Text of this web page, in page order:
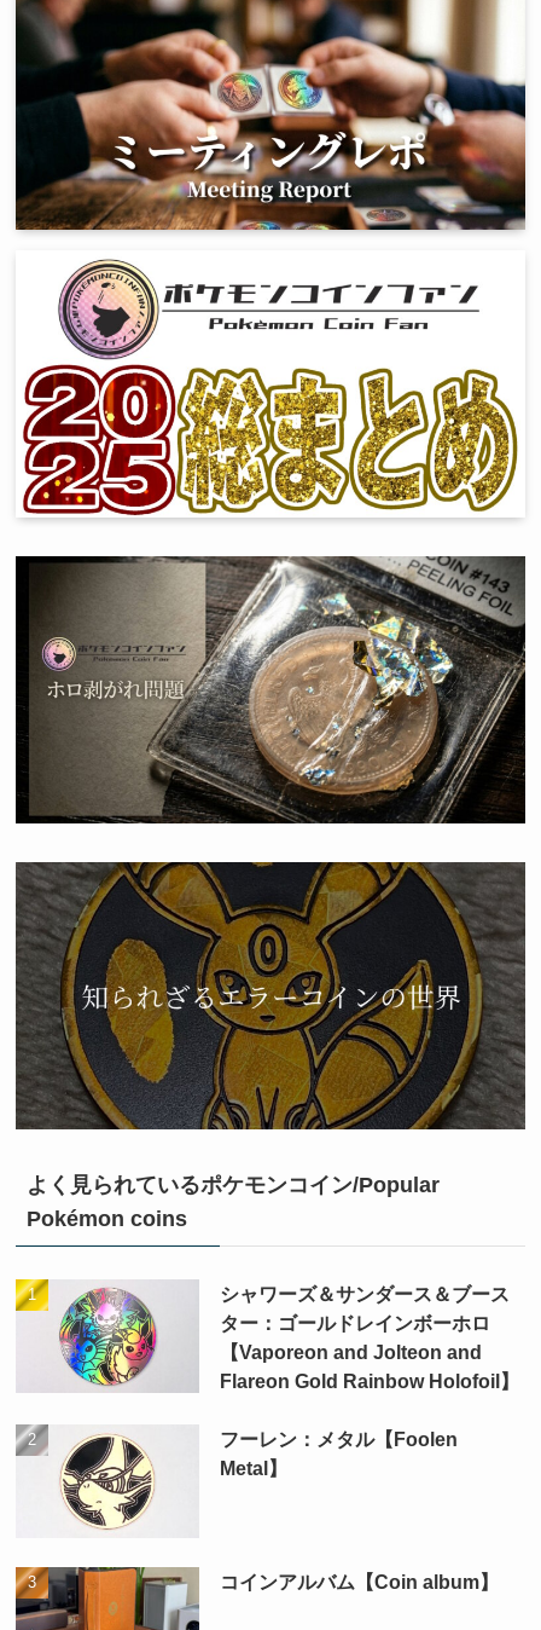
よく見られているポケモンコイン/Popular
Pokémon coins
シャワーズ＆サンダース＆ブース
ター：ゴールドレインボーホロ
【Vaporeon and Jolteon and
Flareon Gold Rainbow Holofoil】
フーレン：メタル【Foolen
Metal】
コインアルバム【Coin album】